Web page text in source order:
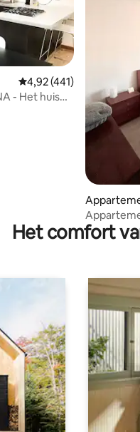
Gemiddelde beoordeling
4,92 (441)
- Het huis
Het comfort